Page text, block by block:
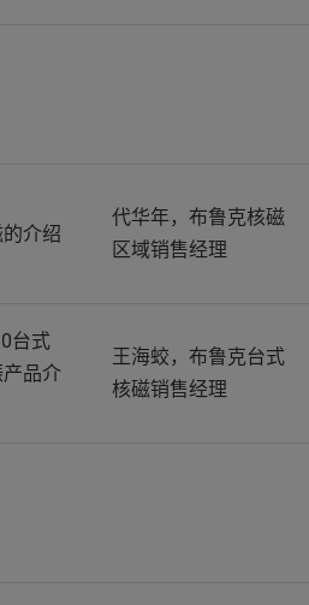
介绍
代华年，布鲁克核磁
区域销售经理
台式
品介
王海蛟，布鲁克台式
核磁销售经理